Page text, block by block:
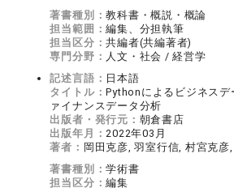
著書種別：教科書・概説・概論
担当範囲：編集、分担執筆
担当区分：共編者(共編著者)
専門分野： 人文・社会 / 経営学
記述言語： 日本語
タイトル：Pythonによるビジネス
ァイナンスデータ分析
出版者・発行元： 朝倉書店
出版年月： 2022年03月
著者： 岡田克彦, 羽室行信, 村宮克彦
著書種別：学術書
担当区分：編集